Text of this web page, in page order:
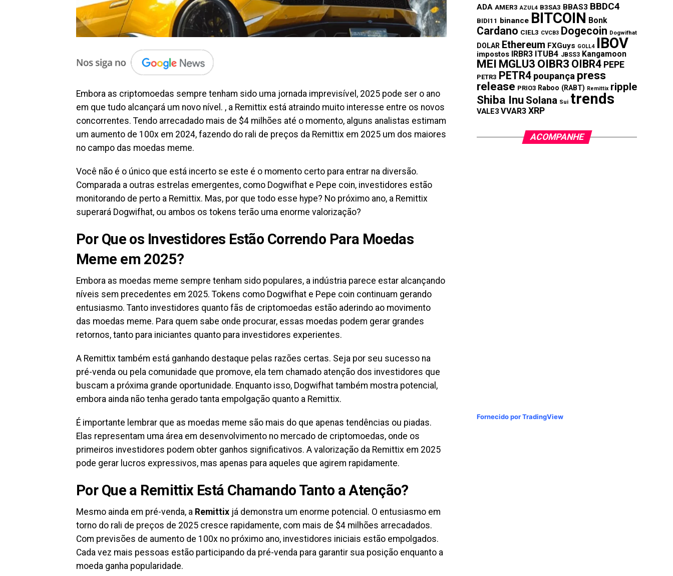
Embora as criptomoedas sempre tenham sido uma jornada imprevisível, 2025 pode ser o ano
em que tudo alcançará um novo nível. , a Remittix está atraindo muito interesse entre os novos
concorrentes. Tendo arrecadado mais de $4 milhões até o momento, alguns analistas estimam
um aumento de 100x em 2024, fazendo do rali de preços da Remittix em 2025 um dos maiores
no campo das moedas meme.
Você não é o único que está incerto se este é o momento certo para entrar na diversão.
Comparada a outras estrelas emergentes, como Dogwifhat e Pepe coin, investidores estão
monitorando de perto a Remittix. Mas, por que todo esse hype? No próximo ano, a Remittix
superará Dogwifhat, ou ambos os tokens terão uma enorme valorização?
Por Que os Investidores Estão Correndo Para Moedas
Meme em 2025?
Embora as moedas meme sempre tenham sido populares, a indústria parece estar alcançando
níveis sem precedentes em 2025. Tokens como Dogwifhat e Pepe coin continuam gerando
entusiasmo. Tanto investidores quanto fãs de criptomoedas estão aderindo ao movimento
das moedas meme. Para quem sabe onde procurar, essas moedas podem gerar grandes
retornos, tanto para iniciantes quanto para investidores experientes.
A Remittix também está ganhando destaque pelas razões certas. Seja por seu sucesso na
pré-venda ou pela comunidade que promove, ela tem chamado atenção dos investidores que
buscam a próxima grande oportunidade. Enquanto isso, Dogwifhat também mostra potencial,
embora ainda não tenha gerado tanta empolgação quanto a Remittix.
É importante lembrar que as moedas meme são mais do que apenas tendências ou piadas.
Elas representam uma área em desenvolvimento no mercado de criptomoedas, onde os
primeiros investidores podem obter ganhos significativos. A valorização da Remittix em 2025
pode gerar lucros expressivos, mas apenas para aqueles que agirem rapidamente.
Por Que a Remittix Está Chamando Tanto a Atenção?
Mesmo ainda em pré-venda, a Remittix já demonstra um enorme potencial. O entusiasmo em
torno do rali de preços de 2025 cresce rapidamente, com mais de $4 milhões arrecadados.
Com previsões de aumento de 100x no próximo ano, investidores iniciais estão empolgados.
Cada vez mais pessoas estão participando da pré-venda para garantir sua posição enquanto a
moeda ganha popularidade.
ADA AMER3 AZUL4 B3SA3 BBAS3 BBDC4
BIDI11 binance BITCOIN Bonk
Cardano CIEL3 CVCB3 Dogecoin Dogwifhat
DOLAR Ethereum FXGuys GOLL4 IBOV
impostos IRBR3 ITUB4 JBSS3 Kangamoon
MEI MGLU3 OIBR3 OIBR4 PEPE
PETR3 PETR4 poupança press
release PRIO3 Raboo (RABT) Remittix ripple
Shiba Inu Solana Sui trends
VALE3 VVAR3 XRP
ACOMPANHE
Fornecido por TradingView